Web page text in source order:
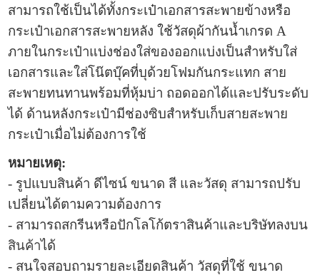
สามารถใช้เป็นได้ทั้งกระเป๋าเอกสารสะพายข้างหรือ
กระเป๋าเอกสารสะพายหลัง ใช้วัสดุผ้ากันน้ำเกรด A
ภายในกระเป๋าแบ่งช่องใส่ของออกแบ่งเป็นสำหรับใส่
เอกสารและใส่โน๊ตบุ๊คที่บุด้วยโฟมกันกระแทก สาย
สะพายทนทานพร้อมที่หุ้มบ่า ถอดออกได้และปรับระดับ
ได้ ด้านหลังกระเป๋ามีช่องซิบสำหรับเก็บสายสะพาย
กระเป๋าเมื่อไม่ต้องการใช้
หมายเหตุ:
- รูปแบบสินค้า ดีไซน์ ขนาด สี และวัสดุ สามารถปรับ
เปลี่ยนได้ตามความต้องการ
- สามารถสกรีนหรือปักโลโก้ตราสินค้าและบริษัทลงบน
สินค้าได้
- สนใจสอบถามรายละเอียดสินค้า วัสดุที่ใช้ ขนาด